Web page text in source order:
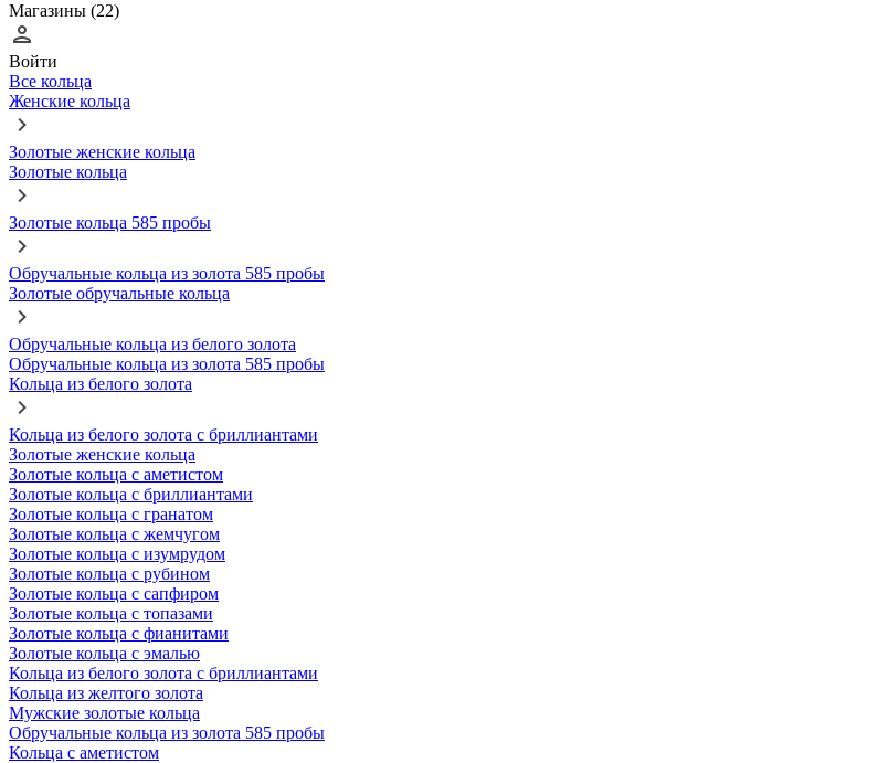
Магазины (22)
Войти
Все кольца
Женские кольца
Золотые женские кольца
Золотые кольца
Золотые кольца 585 пробы
Обручальные кольца из золота 585 пробы
Золотые обручальные кольца
Обручальные кольца из белого золота
Обручальные кольца из золота 585 пробы
Кольца из белого золота
Кольца из белого золота с бриллиантами
Золотые женские кольца
Золотые кольца с аметистом
Золотые кольца с бриллиантами
Золотые кольца с гранатом
Золотые кольца с жемчугом
Золотые кольца с изумрудом
Золотые кольца с рубином
Золотые кольца с сапфиром
Золотые кольца с топазами
Золотые кольца с фианитами
Золотые кольца с эмалью
Кольца из белого золота с бриллиантами
Кольца из желтого золота
Мужские золотые кольца
Обручальные кольца из золота 585 пробы
Кольца с аметистом